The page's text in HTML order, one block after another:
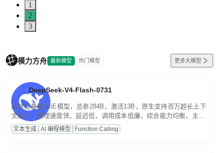
1
2
3
模力方舟 最新模型 热门模型 更多大模型
DeepSeek-V4-Flash-0731
高效轻量化MoE模型，总参284B，激活13B，原生支持百万超长上下
文能力。推理速度快、延迟低、调用成本低廉，综合能力均衡，主打
高并发、轻量化任务，适合日常对话、内容创作、基础 RAG、批量
文案处理等普惠刚需场景。
文本生成 AI 编程模型 Function Calling